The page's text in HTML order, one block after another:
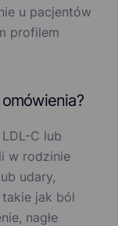
u pacjentów
profilem
C lub
w rodzinie
udary,
jak ból
nagłe